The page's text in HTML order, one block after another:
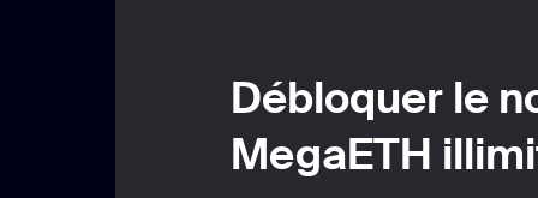
Débloquer le
MegaETH